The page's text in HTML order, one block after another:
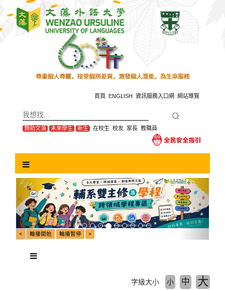
主
首頁 ENGLISH 資訊服務入口網 網站導覽
贊助文藻 未來學生 新生 在校生 校友 家長 教職員
Previous Next
字級大小 小 中 大